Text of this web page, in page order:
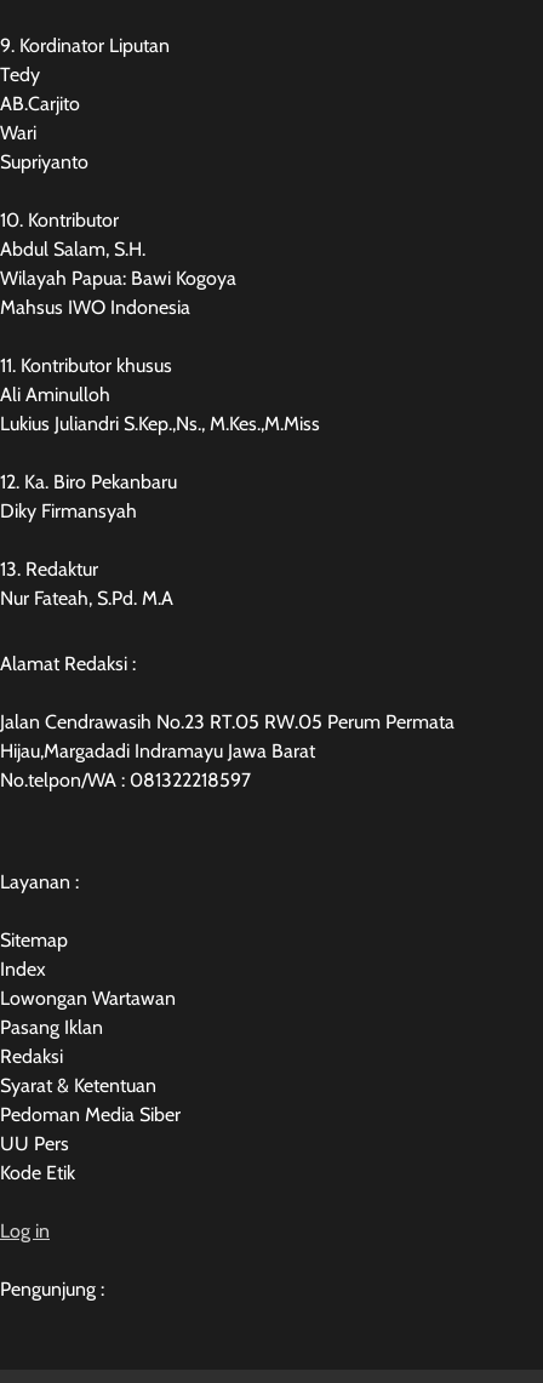
9. Kordinator Liputan
Tedy
AB.Carjito
Wari
Supriyanto
10. Kontributor
Abdul Salam, S.H.
Wilayah Papua: Bawi Kogoya
Mahsus IWO Indonesia
11. Kontributor khusus
Ali Aminulloh
Lukius Juliandri S.Kep.,Ns., M.Kes.,M.Miss
12. Ka. Biro Pekanbaru
Diky Firmansyah
13. Redaktur
Nur Fateah, S.Pd. M.A
Alamat Redaksi :
Jalan Cendrawasih No.23 RT.05 RW.05 Perum Permata
Hijau,Margadadi Indramayu Jawa Barat
No.telpon/WA : 081322218597
Layanan :
Sitemap
Index
Lowongan Wartawan
Pasang Iklan
Redaksi
Syarat & Ketentuan
Pedoman Media Siber
UU Pers
Kode Etik
Log in
Pengunjung :